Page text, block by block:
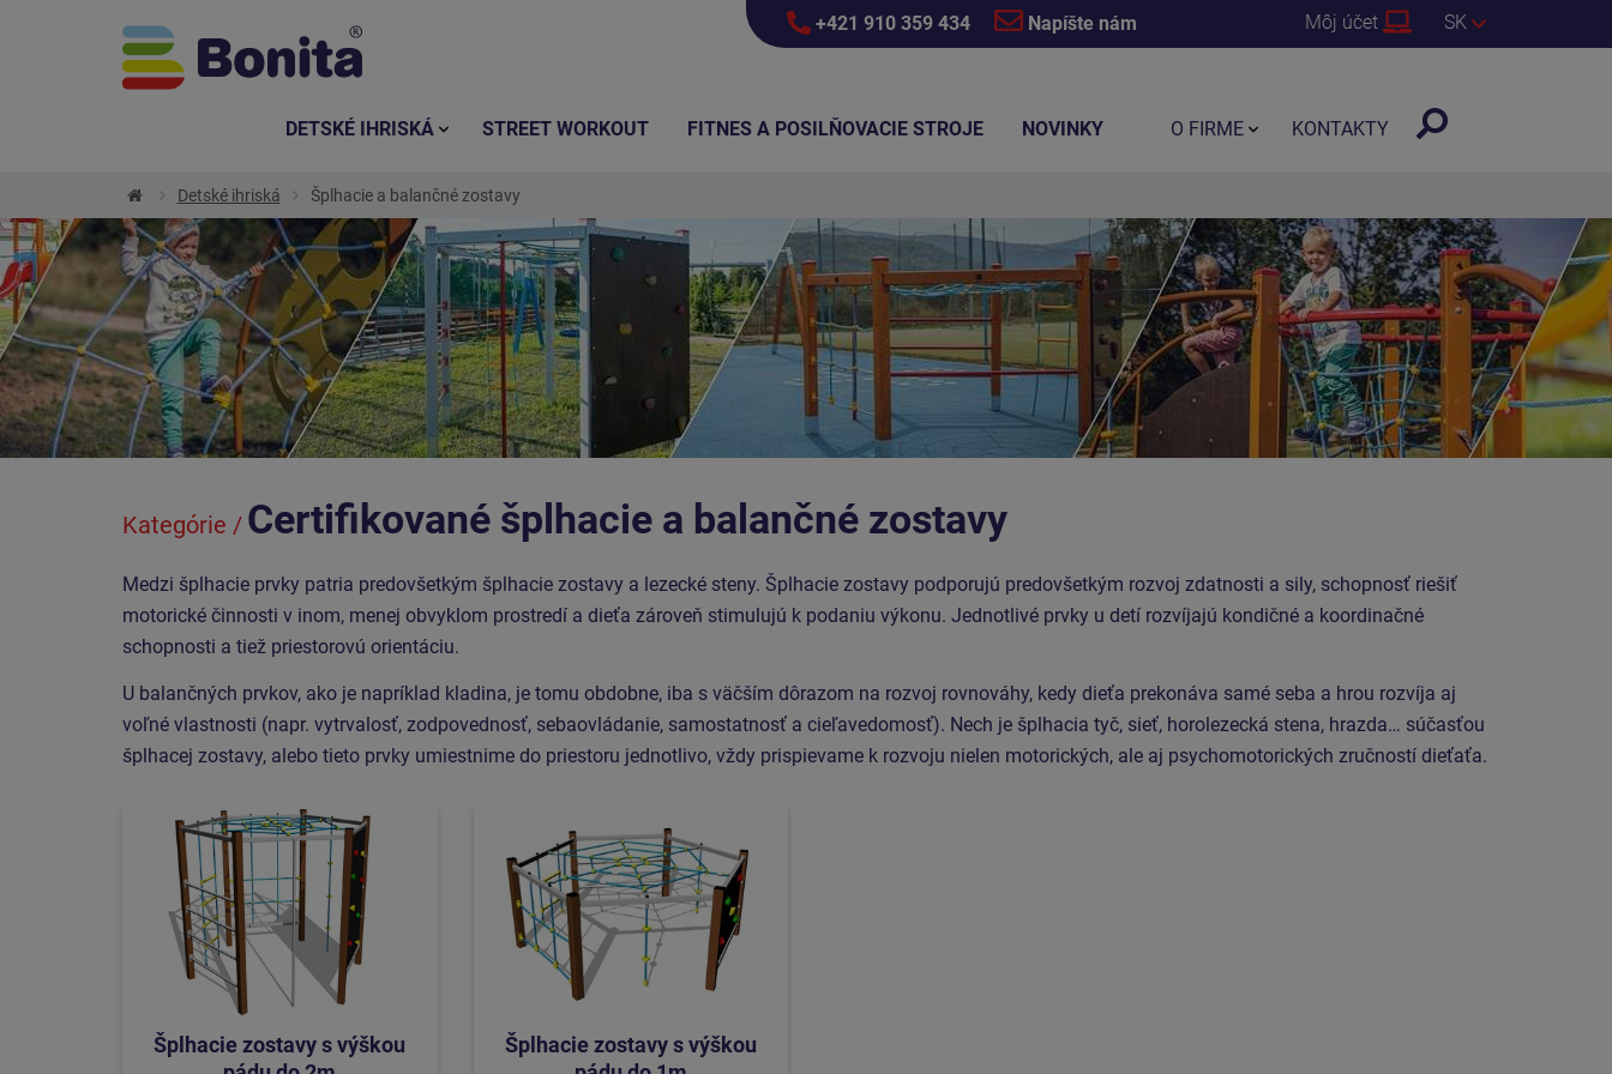
+421 910 359 434 Napíšte nám Môj účet SK
Detské ihriská Šplhacie a balančné zostavy
Kategórie / Certifikované šplhacie a balančné zostavy
Medzi šplhacie prvky patria predovšetkým šplhacie zostavy a lezecké steny. Šplhacie zostavy podporujú predovšetkým rozvoj zdatnosti a sily, schopnosť riešiť
motorické činnosti v inom, menej obvyklom prostredí a dieťa zároveň stimulujú k podaniu výkonu. Jednotlivé prvky u detí rozvíjajú kondičné a koordinačné
schopnosti a tiež priestorovú orientáciu.
U balančných prvkov, ako je napríklad kladina, je tomu obdobne, iba s väčším dôrazom na rozvoj rovnováhy, kedy dieťa prekonáva samé seba a hrou rozvíja aj
voľné vlastnosti (napr. vytrvalosť, zodpovednosť, sebaovládanie, samostatnosť a cieľavedomosť). Nech je šplhacia tyč, sieť, horolezecká stena, hrazda… súčasťou
šplhacej zostavy, alebo tieto prvky umiestnime do priestoru jednotlivo, vždy prispievame k rozvoju nielen motorických, ale aj psychomotorických zručností dieťaťa.
Šplhacie zostavy s výškou
Šplhacie zostavy s výškou
DETSKÉ IHRISKÁ STREET WORKOUT FITNES A POSILŇOVACIE STROJE NOVINKY O FIRME KONTAKTY